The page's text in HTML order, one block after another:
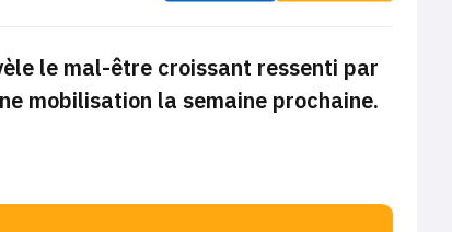
le mal-être croissant ressenti par
mobilisation la semaine prochaine.